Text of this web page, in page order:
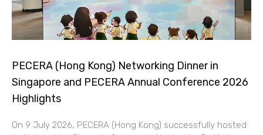
PECERA (Hong Kong) Networking Dinner in
Singapore and PECERA Annual Conference 2026
Highlights
On 9 July 2026, PECERA (Hong Kong) successfully hosted